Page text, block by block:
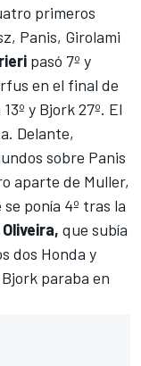
primeros
Panis, Girolami
pasó 7º y
en el final de
y Bjork 27º. El
Delante,
sobre Panis
aparte de Muller,
ponía 4º tras la
Oliveira, que subía
dos Honda y
paraba en